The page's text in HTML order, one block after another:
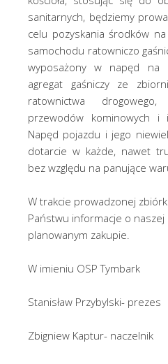
sanitarnych, będziemy
celu pozyskania środków
samochodu ratowniczo
wyposażony w napęd na
agregat gaśniczy ze
ratownictwa
przewodów kominowych i
Napęd pojazdu i jego
dotarcie w każde, nawet
bez względu na panujące
W trakcie prowadzonej
Państwu informacje o naszej
planowanym zakupie.
W imieniu OSP Tymbark
Stanisław Przybylski- prezes
Zbigniew Kaptur- naczelnik